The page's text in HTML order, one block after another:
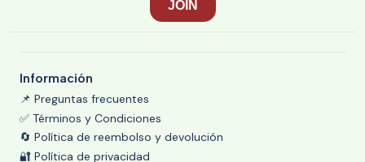
Información
📌 Preguntas frecuentes
✅ Términos y Condiciones
🔄 Política de reembolso y devolución
🔐 Política de privacidad